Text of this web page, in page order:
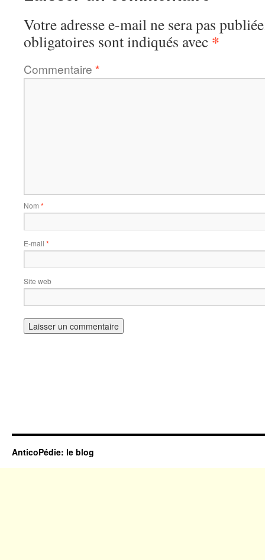
Votre adresse e-mail ne sera pas
obligatoires sont indiqués avec *
Commentaire *
Nom *
E-mail *
Site web
AnticoPédie: le blog